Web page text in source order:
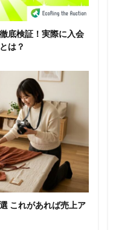
底検証！実際に入会
は？
これがあれば売上ア